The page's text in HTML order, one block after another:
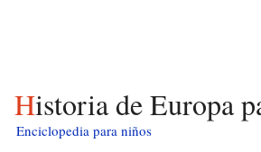
Historia de Europa
Enciclopedia para niños